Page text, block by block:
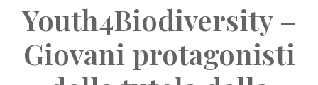
Youth4Biodiversity –
Giovani protagonisti